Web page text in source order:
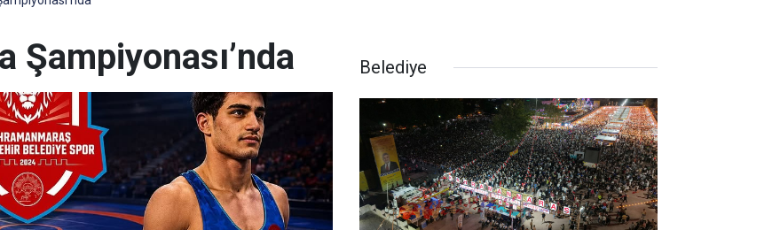
Şampiyonası’nda Belediye